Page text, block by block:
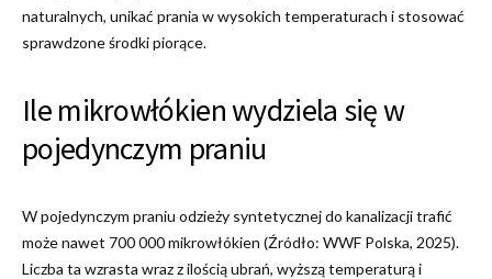
naturalnych, unikać prania w wysokich temperaturach i stosować
sprawdzone środki piorące.
Ile mikrowłókien wydziela się w
pojedynczym praniu
W pojedynczym praniu odzieży syntetycznej do kanalizacji trafić
może nawet 700 000 mikrowłókien (Źródło: WWF Polska, 2025).
Liczba ta wzrasta wraz z ilością ubrań, wyższą temperaturą i